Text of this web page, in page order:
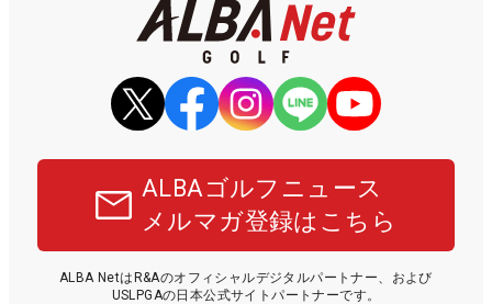
ALBAゴルフニュース
メルマガ登録はこちら
ALBA NetはR&Aのオフィシャルデジタルパートナー、および
USLPGAの日本公式サイトパートナーです。